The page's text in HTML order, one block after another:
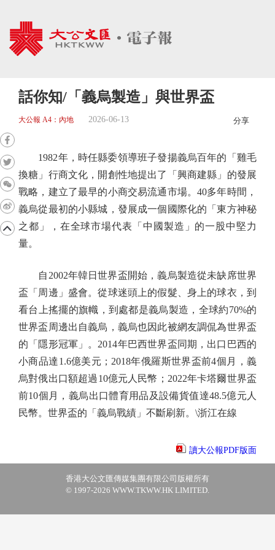
話你知/「義烏製造」與世界盃
大公報 A4：內地 2026-06-13 分享
1982年，時任縣委領導班子發揚義烏百年的「雞毛
換糖」行商文化，開創性地提出了「興商建縣」的發展
戰略，建立了最早的小商交易流通市場。40多年時間，
義烏從最初的小縣城，發展成一個國際化的「東方神秘
之都」，在全球市場代表「中國製造」的一股中堅力
量。
自2002年韓日世界盃開始，義烏製造從未缺席世界
盃「周邊」盛會。從球迷頭上的假髮、身上的球衣，到
看台上搖擺的旗幟，到處都是義烏製造，全球約70%的
世界盃周邊出自義烏，義烏也因此被網友調侃為世界盃
的「隱形冠軍」。2014年巴西世界盃同期，出口巴西的
小商品達1.6億美元；2018年俄羅斯世界盃前4個月，義
烏對俄出口額超過10億元人民幣；2022年卡塔爾世界盃
前10個月，義烏出口體育用品及設備貨值達48.5億元人
民幣。世界盃的「義烏戰績」不斷刷新。\浙江在線
讀大公報PDF版面
香港大公文匯傳媒集團有限公司版權所有
© 1997-2026 WWW.TKWW.HK LIMITED.